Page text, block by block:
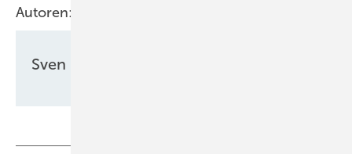
Autoren:
Sven Ullrich